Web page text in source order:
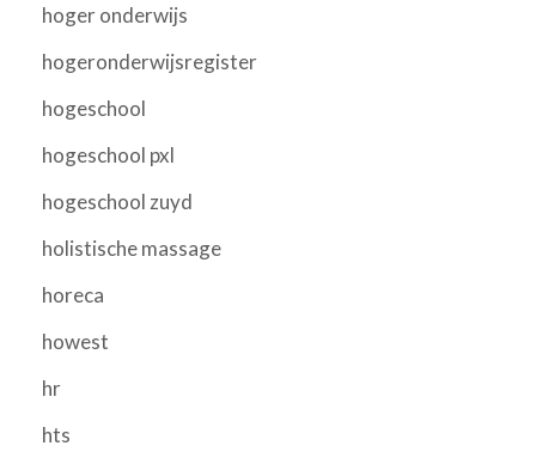
hoger onderwijs
hogeronderwijsregister
hogeschool
hogeschool pxl
hogeschool zuyd
holistische massage
horeca
howest
hr
hts